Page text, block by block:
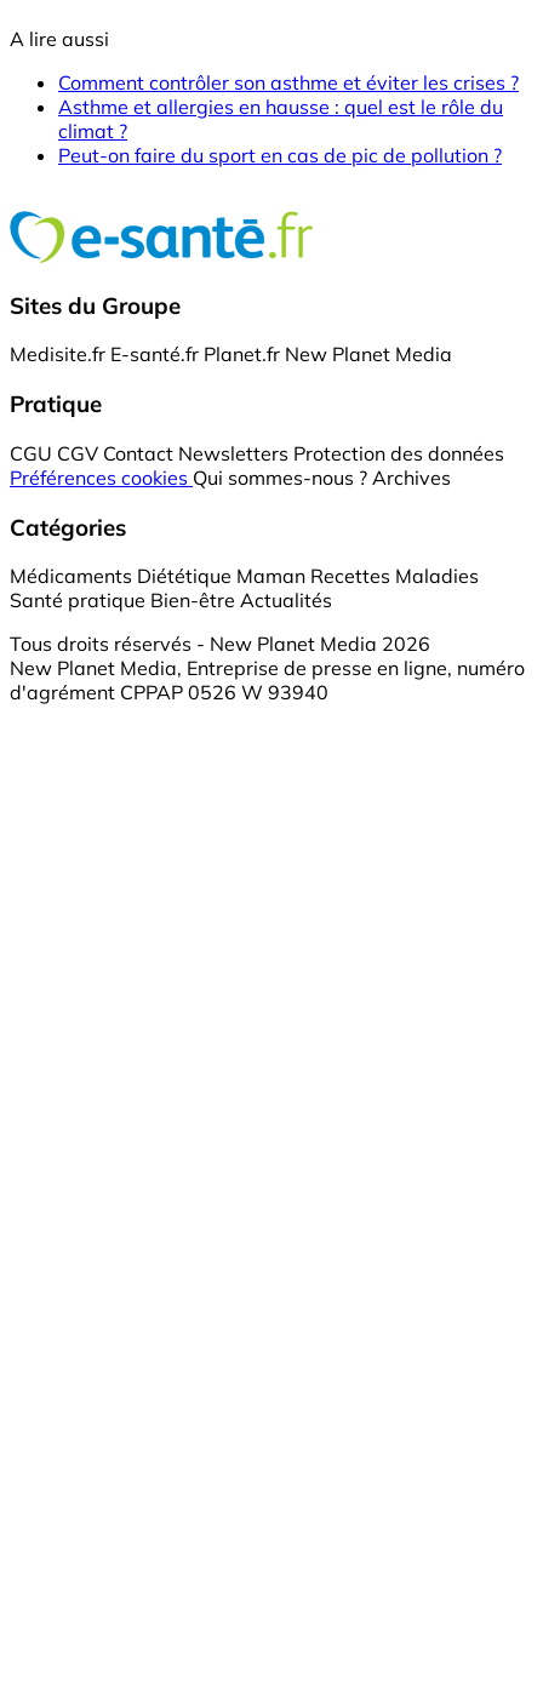
A lire aussi
Comment contrôler son asthme et éviter les crises ?
Asthme et allergies en hausse : quel est le rôle du
climat ?
Peut-on faire du sport en cas de pic de pollution ?
Sites du Groupe
Medisite.fr E-santé.fr Planet.fr New Planet Media
Pratique
CGU CGV Contact Newsletters Protection des données
Préférences cookies Qui sommes-nous ? Archives
Catégories
Médicaments Diététique Maman Recettes Maladies
Santé pratique Bien-être Actualités
Tous droits réservés - New Planet Media 2026
New Planet Media, Entreprise de presse en ligne, numéro
d'agrément CPPAP 0526 W 93940